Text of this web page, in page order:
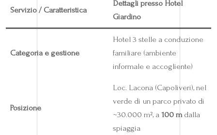
Servizio / Caratteristica
Dettagli presso Hotel
Giardino
Categoria e gestione
Hotel 3 stelle a conduzione
familiare (ambiente
informale e accogliente)
Posizione
Loc. Lacona (Capoliveri), nel
verde di un parco privato di
~30.000 m², a 100 mdalla
spiaggia